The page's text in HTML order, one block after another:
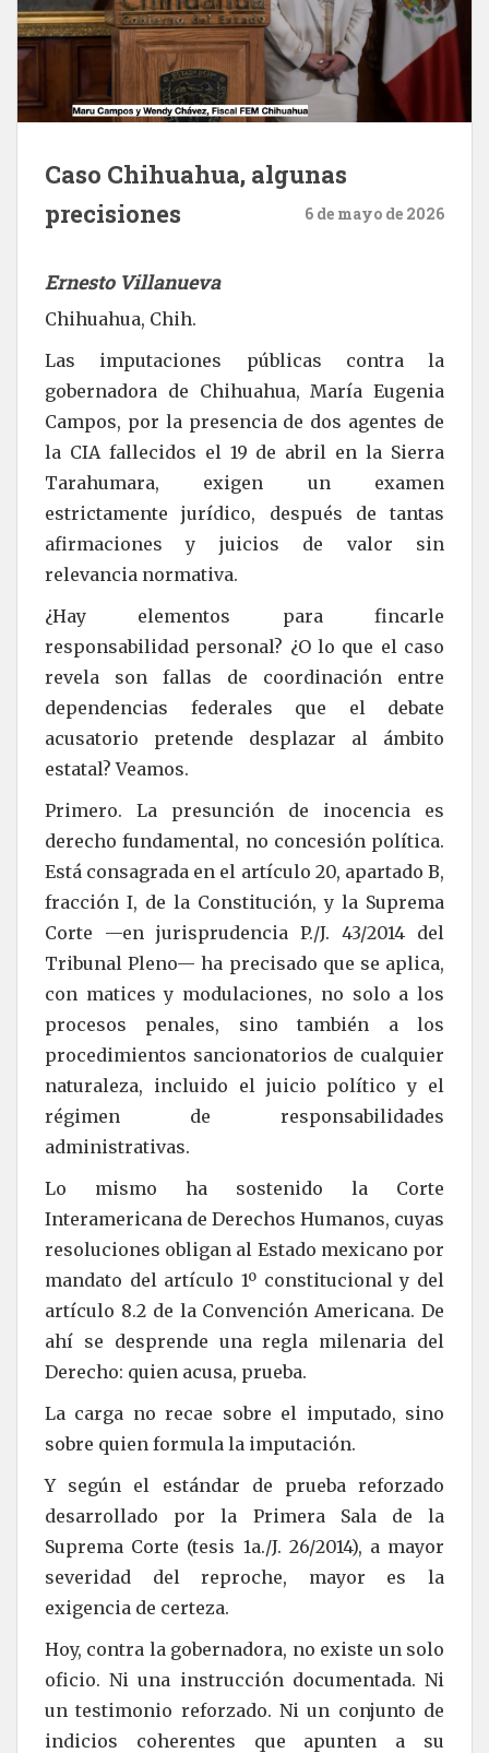
Caso Chihuahua, algunas
precisiones
6 de mayo de 2026
Ernesto Villanueva
Chihuahua, Chih.
Las imputaciones públicas contra la
gobernadora de Chihuahua, María Eugenia
Campos, por la presencia de dos agentes de
la CIA fallecidos el 19 de abril en la Sierra
Tarahumara, exigen un examen
estrictamente jurídico, después de tantas
afirmaciones y juicios de valor sin
relevancia normativa.
¿Hay elementos para fincarle
responsabilidad personal? ¿O lo que el caso
revela son fallas de coordinación entre
dependencias federales que el debate
acusatorio pretende desplazar al ámbito
estatal? Veamos.
Primero. La presunción de inocencia es
derecho fundamental, no concesión política.
Está consagrada en el artículo 20, apartado B,
fracción I, de la Constitución, y la Suprema
Corte —en jurisprudencia P./J. 43/2014 del
Tribunal Pleno— ha precisado que se aplica,
con matices y modulaciones, no solo a los
procesos penales, sino también a los
procedimientos sancionatorios de cualquier
naturaleza, incluido el juicio político y el
régimen de responsabilidades
administrativas.
Lo mismo ha sostenido la Corte
Interamericana de Derechos Humanos, cuyas
resoluciones obligan al Estado mexicano por
mandato del artículo 1º constitucional y del
artículo 8.2 de la Convención Americana. De
ahí se desprende una regla milenaria del
Derecho: quien acusa, prueba.
La carga no recae sobre el imputado, sino
sobre quien formula la imputación.
Y según el estándar de prueba reforzado
desarrollado por la Primera Sala de la
Suprema Corte (tesis 1a./J. 26/2014), a mayor
severidad del reproche, mayor es la
exigencia de certeza.
Hoy, contra la gobernadora, no existe un solo
oficio. Ni una instrucción documentada. Ni
un testimonio reforzado. Ni un conjunto de
indicios coherentes que apunten a su